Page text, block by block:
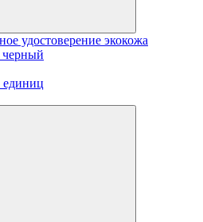
удостоверение экокожа
черный
единиц